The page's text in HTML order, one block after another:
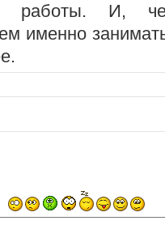
работы. И,
именно